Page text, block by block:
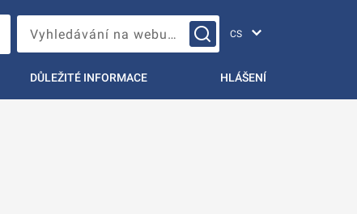
Vyhledávání na webu…
DŮLEŽITÉ INFORMACE HLÁŠENÍ